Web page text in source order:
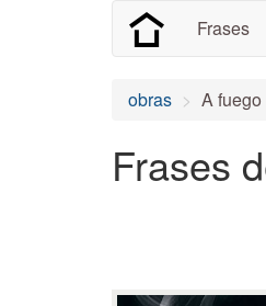
Frases
obras A
Frases